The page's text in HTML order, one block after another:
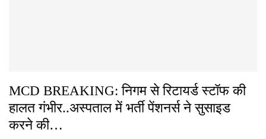
MCD BREAKING: निगम से रिटायर्ड स्टॉफ की
हालत गंभीर..अस्पताल में भर्ती पेंशनर्स ने सुसाइड
करने की…